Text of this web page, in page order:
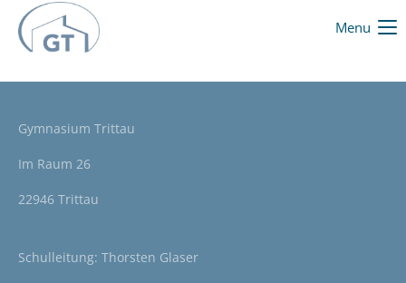
Menu
Gymnasium Trittau
Im Raum 26
22946 Trittau
Schulleitung: Thorsten Glaser